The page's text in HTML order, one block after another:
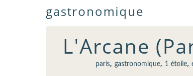
gastronomique
L'Arcane
paris, gastronomique, 1 étoile,